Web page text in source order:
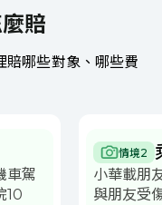
賠
賠哪些對象、哪些費
車駕
10
情境2
小華載朋
與朋友受